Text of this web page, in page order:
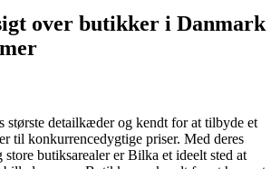
over butikker i Danmark
største detailkæder og kendt for at tilbyde et
til konkurrencedygtige priser. Med deres
store butiksarealer er Bilka et ideelt sted at